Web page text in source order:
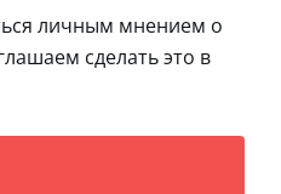
личным мнением о
сделать это в